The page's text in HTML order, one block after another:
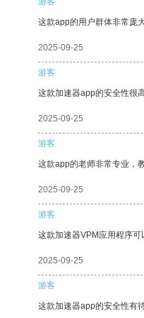
这款app的用户群体非常庞
2025-09-25
游客
这款加速器app的安全性很
2025-09-25
游客
这款app的老师非常专业，
2025-09-25
游客
这款加速器VPM应用程序可
2025-09-25
游客
这款加速器app的安全性有